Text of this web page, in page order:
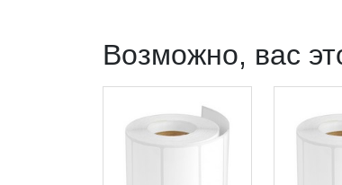
Возможно, вас